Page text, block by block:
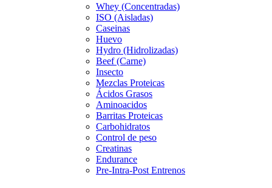
Whey (Concentradas)
ISO (Aisladas)
Caseinas
Huevo
Hydro (Hidrolizadas)
Beef (Carne)
Insecto
Mezclas Proteicas
Ácidos Grasos
Aminoacidos
Barritas Proteicas
Carbohidratos
Control de peso
Creatinas
Endurance
Pre-Intra-Post Entrenos